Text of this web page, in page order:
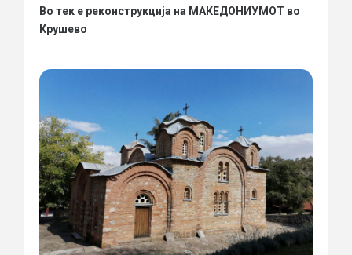
Во тек е реконструкција на МАКЕДОНИУМОТ во
Крушево